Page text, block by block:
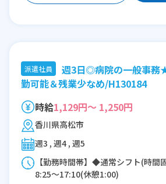
派遣社員
週3日◎病院の一般事務
勤可能＆残業少なめ/H130184
時給1,129円～ 1,250円
香川県高松市
週3 , 週4 , 週5
【勤務時間帯】◆通常シフト(時間
8:25〜17:10(休憩1:00)